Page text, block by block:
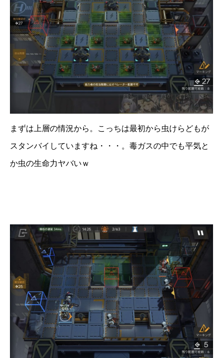
まずは上層の情況から。こっちは最初から虫けらどもが
スタンバイしていますね・・・。毒ガスの中でも平気と
か虫の生命力ヤバいｗ